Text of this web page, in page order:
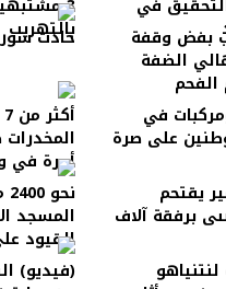
في 3
بالتهريب بفض وقفة
الضفة
الفحم
حادث
في
على صرة
أجرة في
يقتحم
برفقة آلاف المسجد
القيود